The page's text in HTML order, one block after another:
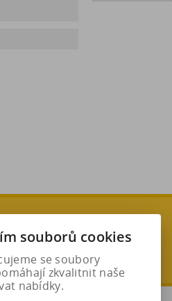
souborů cookies
se soubory
zkvalitnit naše
nabídky.